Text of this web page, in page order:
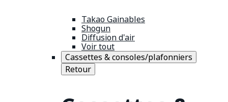
Takao Gainables
Shogun
Diffusion d'air
Voir tout
Cassettes & consoles/plafonniers
Retour